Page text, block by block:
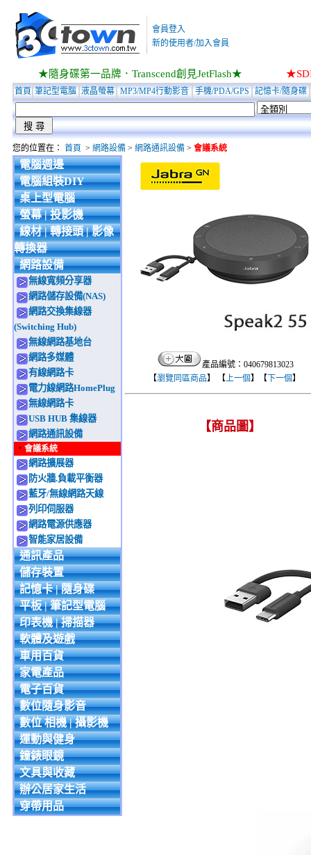
會員登入
新的使用者/加入會員
★隨身碟第一品牌．Transcend創見JetFlash★
首頁 筆記型電腦 液晶螢幕 MP3/MP4行動影音 手機/PDA/GPS 記憶卡/隨身碟
您的位置在： 首頁 > 網路設備> 網路通訊設備> 會議系統
電腦週邊
電腦組裝DIY
桌上型電腦
螢幕 | 投影機
線材 | 轉接頭 | 影像
轉換器
網路設備
無線寬頻分享器
網路儲存設備(NAS)
網路交換集線器
(Switching Hub)
無線網路基地台
網路多媒體
有線網路卡
電力線網路HomePlug
無線網路卡
USB HUB 集線器
網路通訊設備
‧ 會議系統
網路擴展器
防火牆.負載平衡器
藍牙/無線網路天線
列印伺服器
網路電源供應器
智能家居設備
通訊產品
儲存裝置
記憶卡 | 隨身碟
平板 | 筆記型電腦
印表機 | 掃描器
軟體及遊戲
車用百貨
家電產品
電子百貨
數位隨身影音
數位 相機 | 攝影機
運動與健身
鐘錶眼鏡
文具與收藏
辦公居家生活
穿帶用品
產品編號：040679813023
【瀏覽同區商品】 【上一個】【 下一個】
【商品圖】